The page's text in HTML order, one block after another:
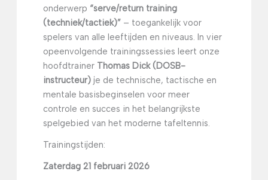
onderwerp “serve/return training
(techniek/tactiek)”– toegankelijk voor
spelers van alle leeftijden en niveaus. In vier
opeenvolgende trainingssessies leert onze
hoofdtrainer Thomas Dick (DOSB-
instructeur)je de technische, tactische en
mentale basisbeginselen voor meer
controle en succes in het belangrijkste
spelgebied van het moderne tafeltennis.
Trainingstijden:
Zaterdag 21 februari 2026